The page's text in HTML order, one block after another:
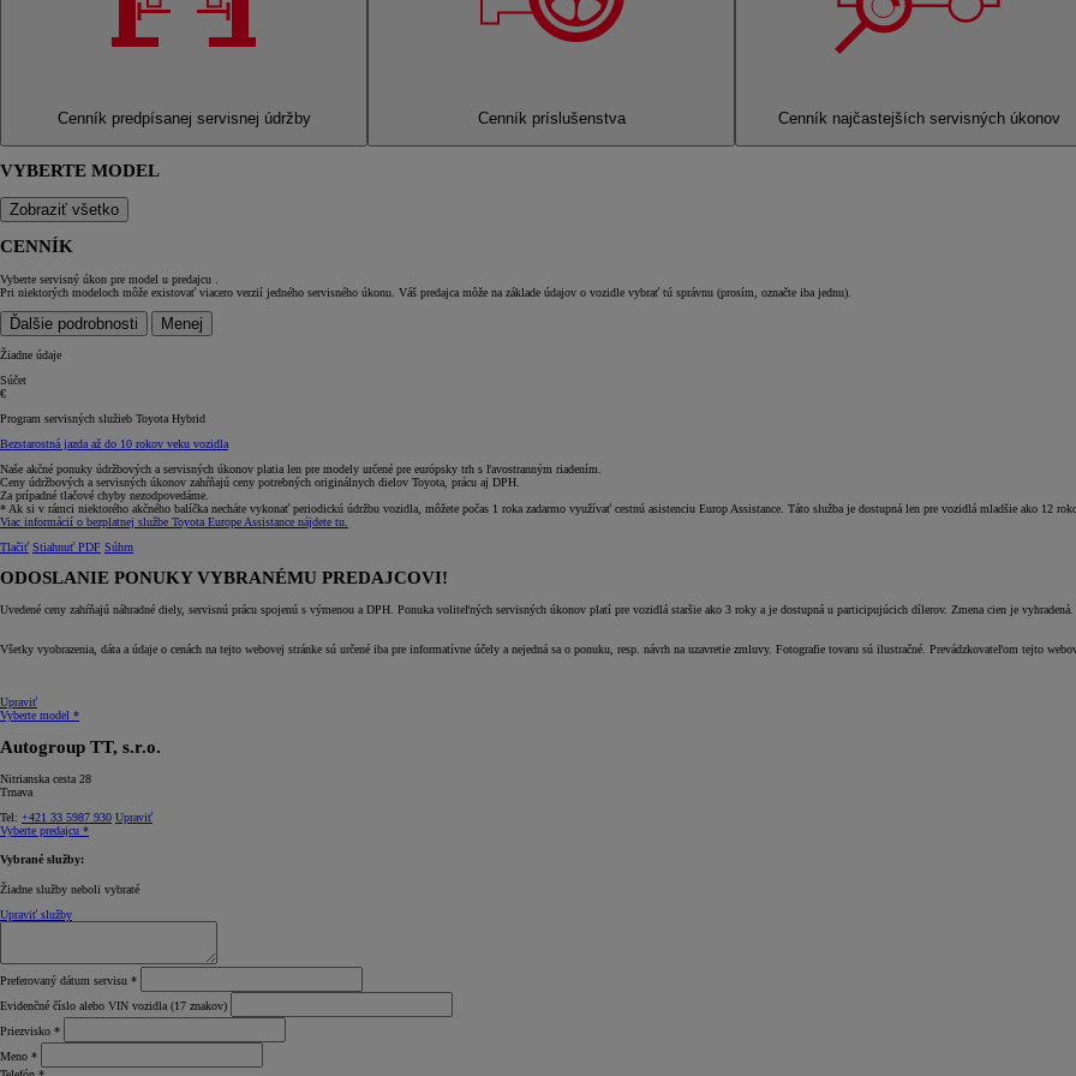
Cenník predpísanej servisnej údržby Cenník príslušenstva Cenník najčastejších servisných úkonov
VYBERTE MODEL
Zobraziť všetko
CENNÍK
Vyberte servisný úkon pre model u predajcu
Pri niektorých modeloch môže existovať viacero verzií jedného servisného úkonu. Váš predajca môže na základe údajov o vozidle vybrať tú správnu (prosím, označte iba jednu).
Ďalšie podrobnosti Menej
Žiadne údaje
Súčet
€
Program servisných služieb Toyota Hybrid
Bezstarostná jazda až do 10 rokov veku vozidla
Naše akčné ponuky údržbových a servisných úkonov platia len pre modely určené pre európsky trh s ľavostranným riadením.
Ceny údržbových a servisných úkonov zahŕňajú ceny potrebných originálnych dielov Toyota, prácu aj DPH.
Za prípadné tlačové chyby nezodpovedáme.
* Ak si v rámci niektorého akčného balíčka necháte vykonať periodickú údržbu vozidla, môžete počas 1 roka zadarmo využívať cestnú asistenciu Europ Assistance. Táto služba je dostupná len pre vozidlá mladšie ako 12
Viac informácií o bezplatnej službe Toyota Europe Assistance nájdete tu.
Tlačiť Stiahnuť PDF Súhrn
ODOSLANIE PONUKY VYBRANÉMU PREDAJCOVI!
Uvedené ceny zahŕňajú náhradné diely, servisnú prácu spojenú s výmenou a DPH. Ponuka voliteľných servisných úkonov platí pre vozidlá staršie ako 3 roky a je dostupná u participujúcich dílerov. Zmena cien je vyhradená.
Všetky vyobrazenia, dáta a údaje o cenách na tejto webovej stránke sú určené iba pre informatívne účely a nejedná sa o ponuku, resp. návrh na uzavretie zmluvy. Fotografie tovaru sú ilustračné. Prevádzkovateľom tejto
Upraviť
Vyberte model *
Autogroup TT, s.r.o.
Nitrianska cesta 28
Trnava
Tel: +421 33 5987 930 Upraviť
Vyberte predajcu *
Vybrané služby:
Žiadne služby neboli vybraté
Upraviť služby
Preferovaný dátum servisu *
Evidenčné číslo alebo VIN vozidla (17 znakov)
Priezvisko *
Meno *